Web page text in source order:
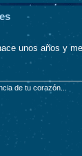
unos años y
de tu corazón...